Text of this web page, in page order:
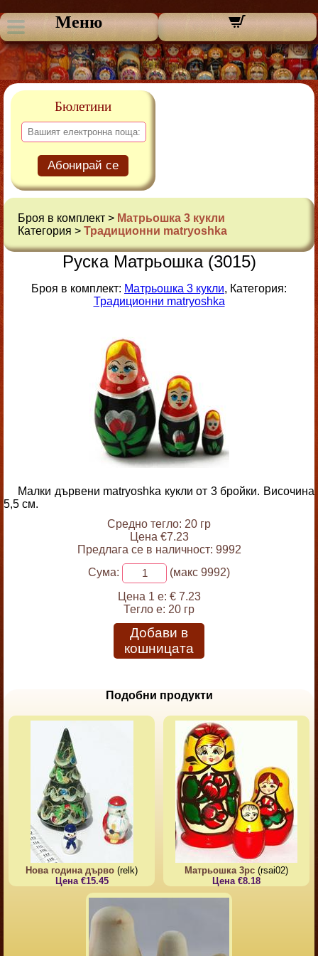
Меню
Бюлетини
Абонирай се
Броя в комплект > Матрьошка 3 кукли
Категория > Традиционни matryoshka
Руска Матрьошка (3015)
Броя в комплект: Матрьошка 3 кукли, Категория:
Традиционни matryoshka
Малки дървени matryoshka кукли от 3 бройки. Височина
5,5 см.
Средно тегло: 20 гр
Цена €7.23
Предлага се в наличност: 9992
Сума:
(макс 9992)
Цена 1 е: € 7.23
Тегло е: 20 гр
Добави в
кошницата
Подобни продукти
Нова година дърво (relk)
Цена €15.45
Матрьошка 3pc(rsai02)
Цена €8.18